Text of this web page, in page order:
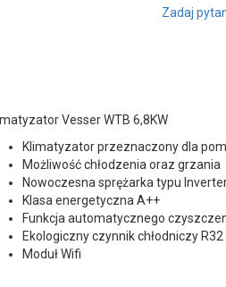
Zadaj
Vesser WTB 6,8KW
Klimatyzator przeznaczony dla
Możliwość chłodzenia oraz grzania
Nowoczesna sprężarka typu
Klasa energetyczna A++
Funkcja automatycznego
Ekologiczny czynnik chłodniczy R32
Moduł Wifi